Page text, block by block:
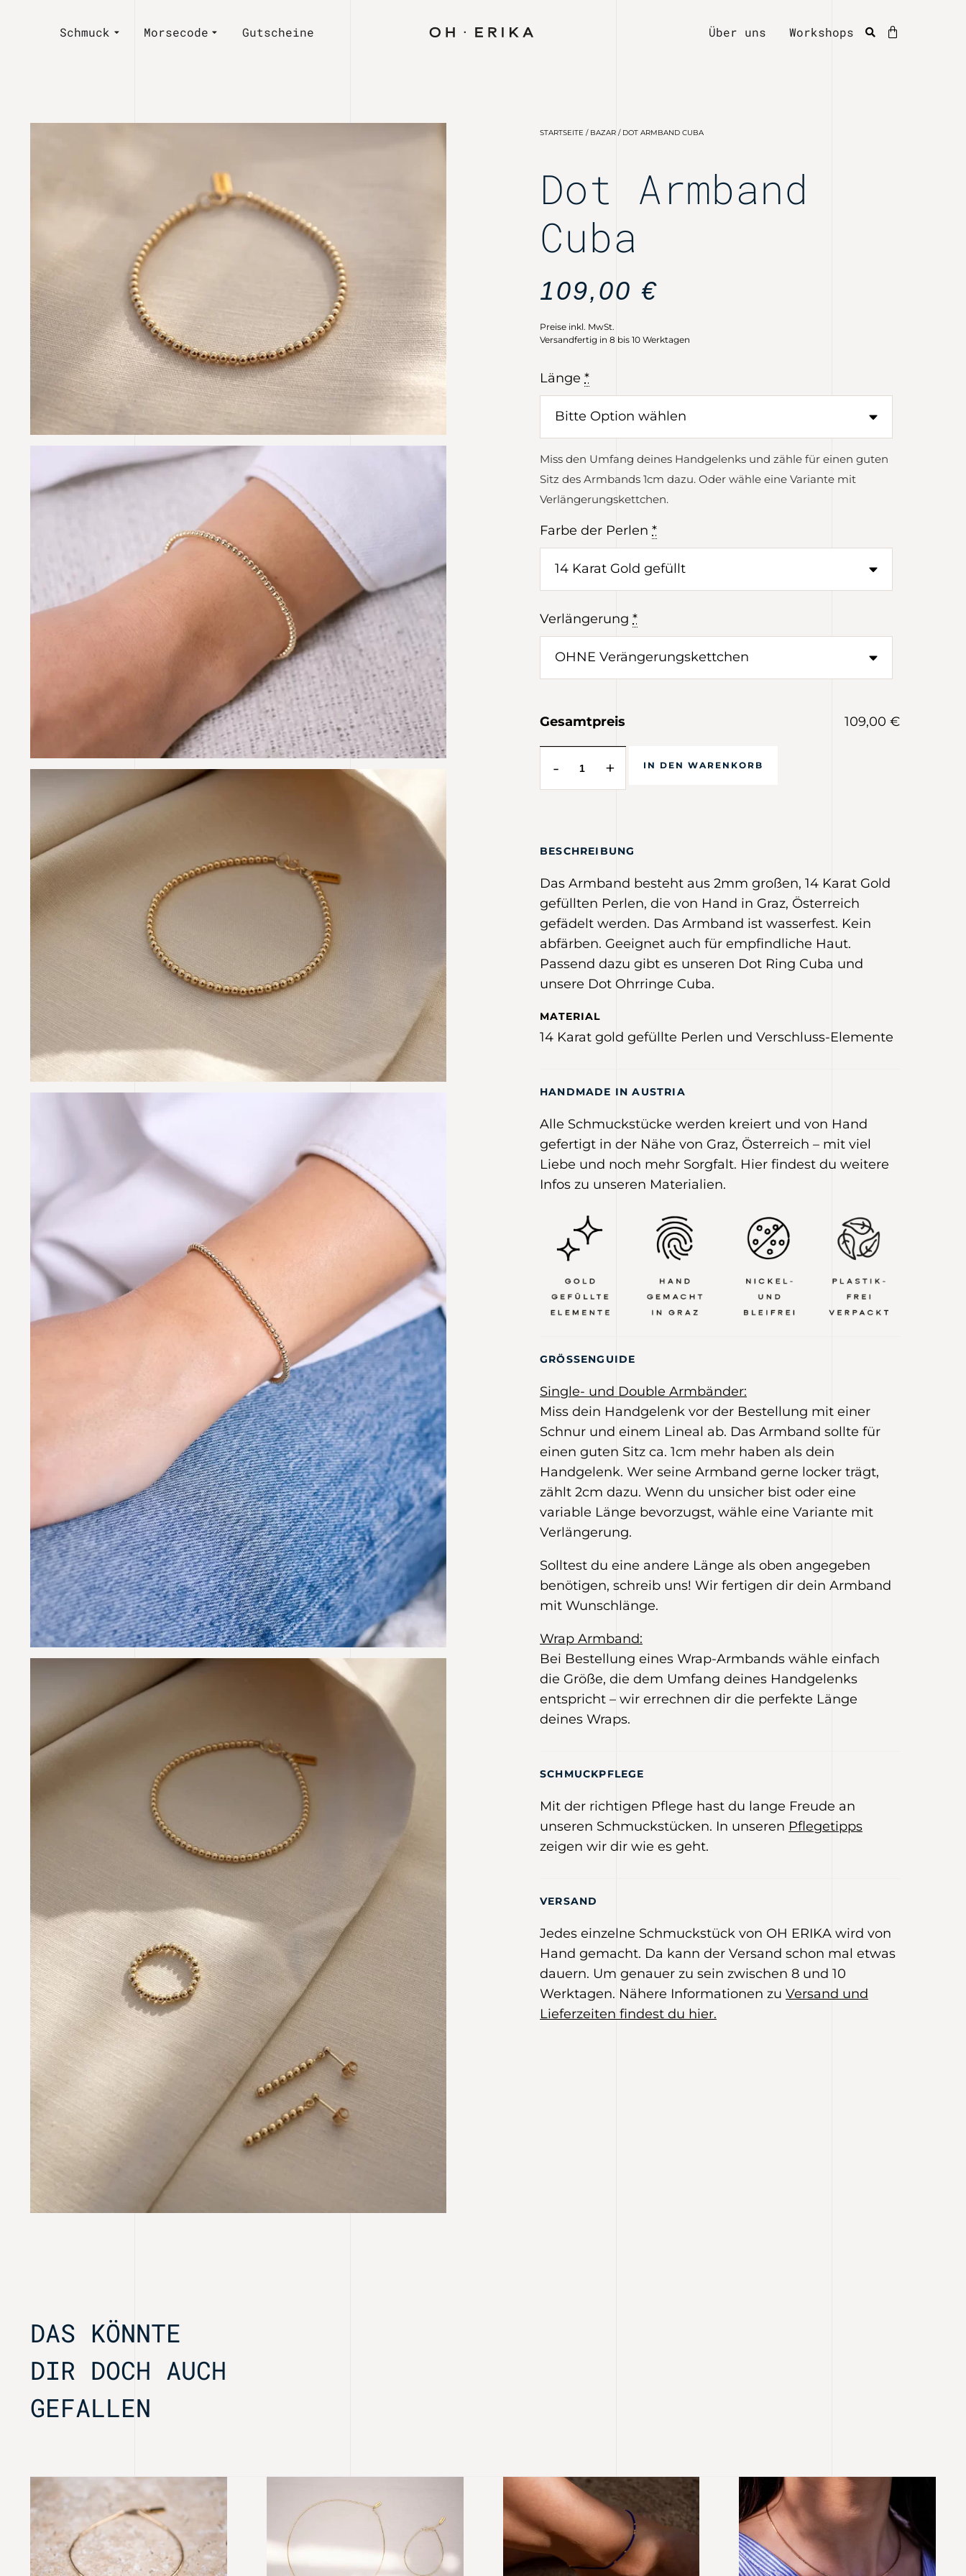
Schmuck Morsecode Gutscheine Über uns Workshops
STARTSEITE / BAZAR / DOT ARMBAND CUBA
Dot Armband
Cuba
109,00€
Preise inkl. MwSt.
Versandfertig in 8 bis 10 Werktagen
Länge *
Miss den Umfang deines Handgelenks und zähle für einen guten
Sitz des Armbands 1cm dazu. Oder wähle eine Variante mit
Verlängerungskettchen.
Farbe der Perlen *
Verlängerung *
Gesamtpreis 109,00 €
- + IN DEN WARENKORB
BESCHREIBUNG
Das Armband besteht aus 2mm großen, 14 Karat Gold
gefüllten Perlen, die von Hand in Graz, Österreich
gefädelt werden. Das Armband ist wasserfest. Kein
abfärben. Geeignet auch für empfindliche Haut.
Passend dazu gibt es unseren Dot Ring Cuba und
unsere Dot Ohrringe Cuba.
MATERIAL
14 Karat gold gefüllte Perlen und Verschluss-Elemente
HANDMADE IN AUSTRIA
Alle Schmuckstücke werden kreiert und von Hand
gefertigt in der Nähe von Graz, Österreich – mit viel
Liebe und noch mehr Sorgfalt. Hier findest du weitere
Infos zu unseren Materialien.
GRÖSSENGUIDE
Single- und Double Armbänder:
Miss dein Handgelenk vor der Bestellung mit einer
Schnur und einem Lineal ab. Das Armband sollte für
einen guten Sitz ca. 1cm mehr haben als dein
Handgelenk. Wer seine Armband gerne locker trägt,
zählt 2cm dazu. Wenn du unsicher bist oder eine
variable Länge bevorzugst, wähle eine Variante mit
Verlängerung.
Solltest du eine andere Länge als oben angegeben
benötigen, schreib uns! Wir fertigen dir dein Armband
mit Wunschlänge.
Wrap Armband:
Bei Bestellung eines Wrap-Armbands wähle einfach
die Größe, die dem Umfang deines Handgelenks
entspricht – wir errechnen dir die perfekte Länge
deines Wraps.
SCHMUCKPFLEGE
Mit der richtigen Pflege hast du lange Freude an
unseren Schmuckstücken. In unseren Pflegetipps
zeigen wir dir wie es geht.
VERSAND
Jedes einzelne Schmuckstück von OH ERIKA wird von
Hand gemacht. Da kann der Versand schon mal etwas
dauern. Um genauer zu sein zwischen 8 und 10
Werktagen. Nähere Informationen zuVersand und
Lieferzeiten findest du hier.
DAS KÖNNTE
DIR DOCH AUCH
GEFALLEN